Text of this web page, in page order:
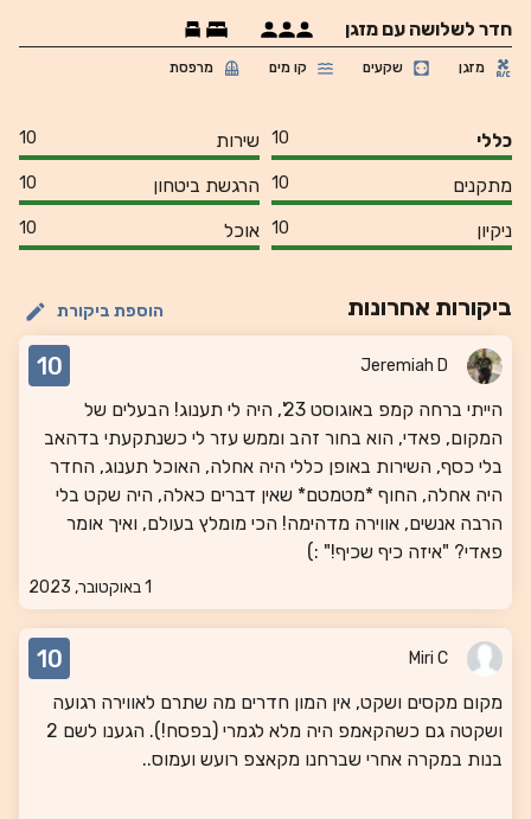
חדר לשלושה עם מזגן
מזגן שקעים קו מים מרפסת
כללי 10 שירות 10
מתקנים 10 הרגשת ביטחון 10
ניקיון 10 אוכל 10
ביקורות אחרונות הוספת ביקורת
Jeremiah D
10
הייתי ברחה קמפ באוגוסט 23', היה לי תענוג! הבעלים של
המקום, פאדי, הוא בחור זהב וממש עזר לי כשנתקעתי בדהאב
בלי כסף, השירות באופן כללי היה אחלה, האוכל תענוג, החדר
היה אחלה, החוף *מטמטם* שאין דברים כאלה, היה שקט בלי
הרבה אנשים, אווירה מדהימה! הכי מומלץ בעולם, ואיך אומר
פאדי? "איזה כיף שכיף!" :)
1 באוקטובר, 2023
Miri C
10
מקום מקסים ושקט, אין המון חדרים מה שתרם לאווירה רגועה
ושקטה גם כשהקאמפ היה מלא לגמרי (בפסח!). הגענו לשם 2
בנות במקרה אחרי שברחנו מקאצפ רועש ועמוס..